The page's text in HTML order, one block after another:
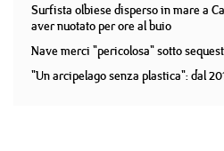
Surfista olbiese disperso in mare a
aver nuotato per ore al buio
Nave merci "pericolosa" sotto
"Un arcipelago senza plastica": dal